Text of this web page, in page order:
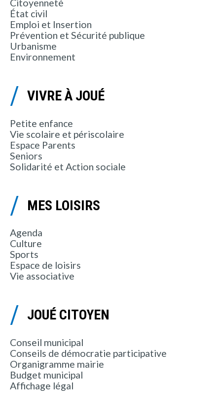
Citoyenneté
État civil
Emploi et Insertion
Prévention et Sécurité publique
Urbanisme
Environnement
VIVRE À JOUÉ
Petite enfance
Vie scolaire et périscolaire
Espace Parents
Seniors
Solidarité et Action sociale
MES LOISIRS
Agenda
Culture
Sports
Espace de loisirs
Vie associative
JOUÉ CITOYEN
Conseil municipal
Conseils de démocratie participative
Organigramme mairie
Budget municipal
Affichage légal